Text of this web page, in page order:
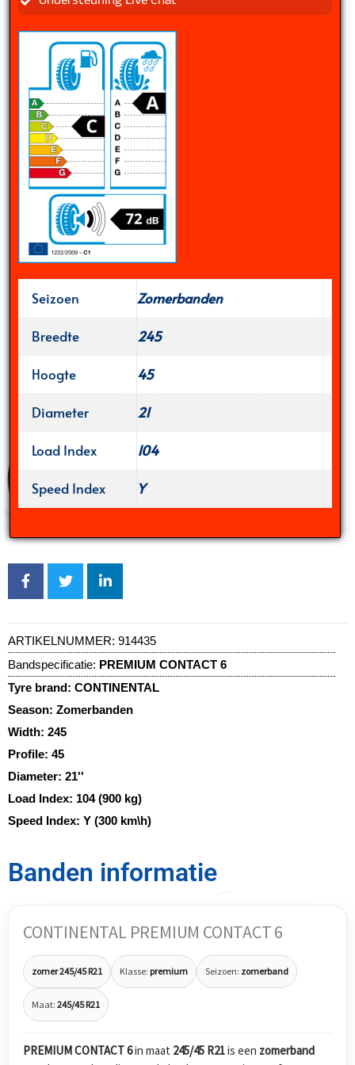
Seizoen
Zomerbanden
Breedte
245
Hoogte
45
Diameter
21
Load Index
104
Speed Index
Y
ARTIKELNUMMER: 914435
Bandspecificatie: PREMIUM CONTACT 6
Tyre brand: CONTINENTAL
Season: Zomerbanden
Width: 245
Profile: 45
Diameter: 21''
Load Index: 104 (900 kg)
Speed Index: Y (300 km\h)
Banden informatie
CONTINENTAL PREMIUM CONTACT 6
zomer 245/45 R21 Klasse: premium Seizoen: zomerband
Maat: 245/45 R21
PREMIUM CONTACT 6in maat 245/45 R21is een zomerband